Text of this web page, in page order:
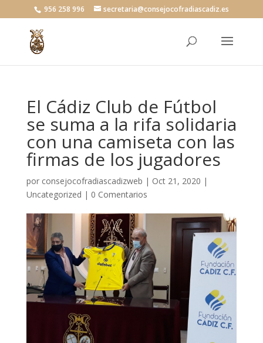
956 258 996 secretaria@consejocofradiascadiz.es
El Cádiz Club de Fútbol
se suma a la rifa solidaria
con una camiseta con las
firmas de los jugadores
por consejocofradiascadizweb | Oct 21, 2020 |
Uncategorized | 0 Comentarios